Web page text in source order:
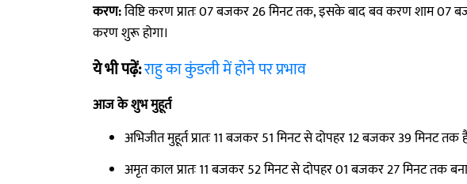
करण:विष्टि करण प्रातः 07 बजकर 26 मिनट तक, इसके बाद बव करण शाम 07
करण शुरू होगा।
ये भी पढ़ें:राहु का कुंडली में होने पर प्रभाव
आज के शुभ मुहूर्त
अभिजीत मुहूर्त प्रातः 11 बजकर 51 मिनट से दोपहर 12 बजकर 39 मिनट तक
अमृत काल प्रातः 11 बजकर 52 मिनट से दोपहर 01 बजकर 27 मिनट तक बना